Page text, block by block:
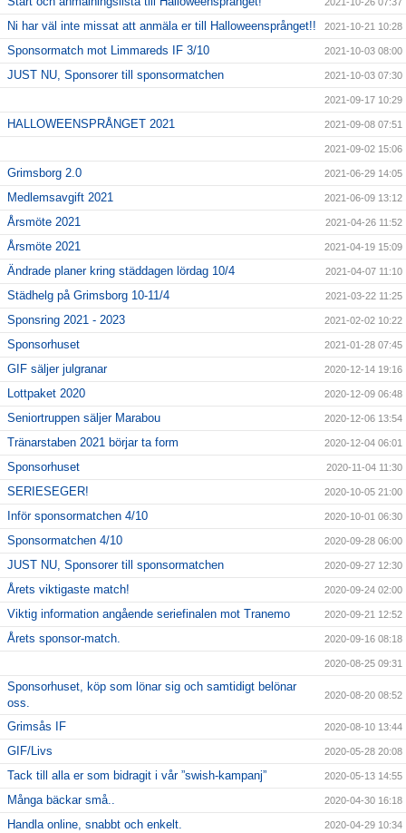
Ni har väl inte missat att anmäla er till Halloweensprånget!! 2021-10-21 10:28
Sponsormatch mot Limmareds IF 3/10 2021-10-03 08:00
JUST NU, Sponsorer till sponsormatchen 2021-10-03 07:30
2021-09-17 10:29
HALLOWEENSPRÅNGET 2021 2021-09-08 07:51
2021-09-02 15:06
Grimsborg 2.0 2021-06-29 14:05
Medlemsavgift 2021 2021-06-09 13:12
Årsmöte 2021 2021-04-26 11:52
Årsmöte 2021 2021-04-19 15:09
Ändrade planer kring städdagen lördag 10/4 2021-04-07 11:10
Städhelg på Grimsborg 10-11/4 2021-03-22 11:25
Sponsring 2021 - 2023 2021-02-02 10:22
Sponsorhuset 2021-01-28 07:45
GIF säljer julgranar 2020-12-14 19:16
Lottpaket 2020 2020-12-09 06:48
Seniortruppen säljer Marabou 2020-12-06 13:54
Tränarstaben 2021 börjar ta form 2020-12-04 06:01
Sponsorhuset 2020-11-04 11:30
SERIESEGER! 2020-10-05 21:00
Inför sponsormatchen 4/10 2020-10-01 06:30
Sponsormatchen 4/10 2020-09-28 06:00
JUST NU, Sponsorer till sponsormatchen 2020-09-27 12:30
Årets viktigaste match! 2020-09-24 02:00
Viktig information angående seriefinalen mot Tranemo 2020-09-21 12:52
Årets sponsor-match. 2020-09-16 08:18
2020-08-25 09:31
Sponsorhuset, köp som lönar sig och samtidigt belönar
oss.
2020-08-20 08:52
Grimsås IF 2020-08-10 13:44
GIF/Livs 2020-05-28 20:08
Tack till alla er som bidragit i vår ”swish-kampanj” 2020-05-13 14:55
Många bäckar små.. 2020-04-30 16:18
Handla online, snabbt och enkelt. 2020-04-29 10:34